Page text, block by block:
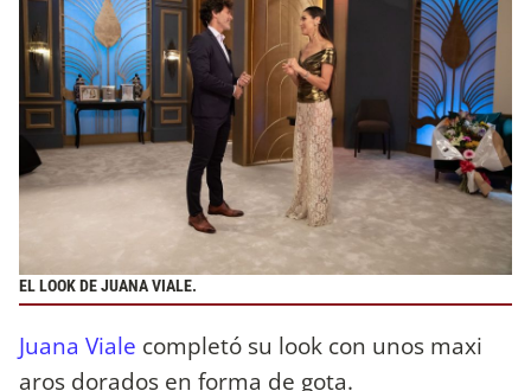
EL LOOK DE JUANA VIALE.
Juana Viale completó su look con unos maxi
aros dorados en forma de gota.